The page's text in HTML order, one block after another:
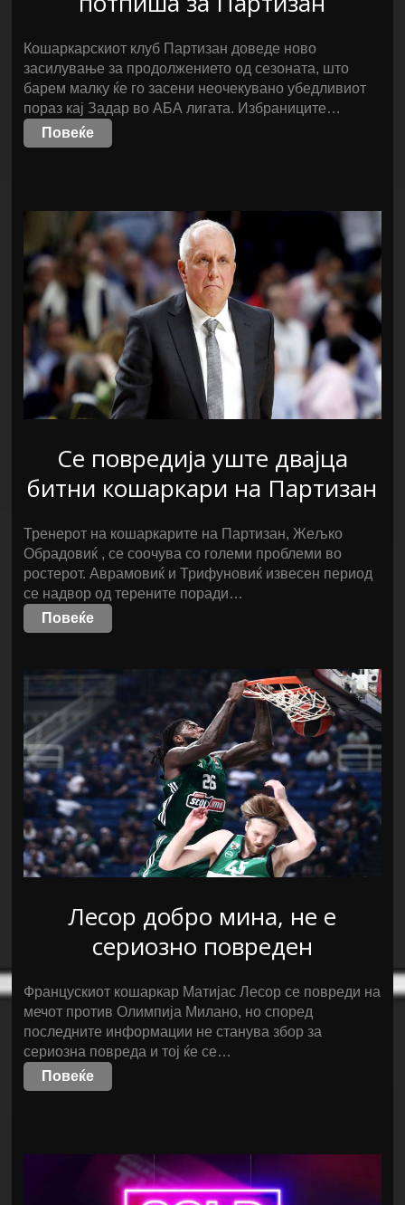
Кошаркарскиот клуб Партизан доведе ново
засилување за продолжението од сезоната, што
барем малку ќе го засени неочекувано убедливиот
пораз кај Задар во АБА лигата. Избраниците…
Повеќе
Се повредија уште двајца
битни кошаркари на Партизан
Тренерот на кошаркарите на Партизан, Жељко
Обрадовиќ , се соочува со големи проблеми во
ростерот. Аврамовиќ и Трифуновиќ извесен период
се надвор од терените поради…
Повеќе
Лесор добро мина, не е
сериозно повреден
Францускиот кошаркар Матијас Лесор се повреди на
мечот против Олимпија Милано, но според
последните информации не станува збор за
сериозна повреда и тој ќе се…
Повеќе